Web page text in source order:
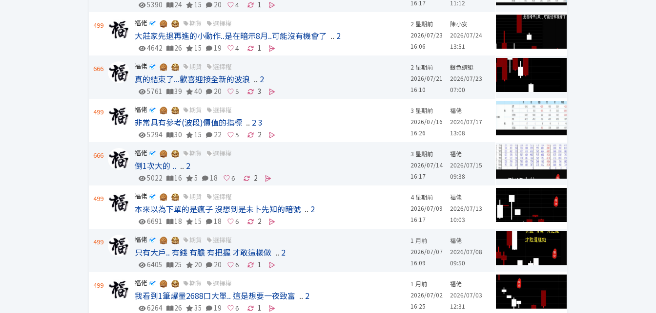
16:17
5390 24 15 20 1
11:12
499 福佬 期貨 選擇權
2 星期前
2026/07/23
16:06
大莊家先退再進的小動作..是在暗示8月..可能沒有機會了 .. 2
4642 26 15 19 1
陳小安
2026/07/24
13:51
666 福佬 期貨 選擇權
2 星期前
2026/07/21
16:10
真的結束了...歡喜迎接全新的波浪 .. 2
5761 39 40 20 3
銀色蜻蜓
2026/07/23
07:00
499 福佬 期貨 選擇權
3 星期前
2026/07/16
16:26
非常具有參考(波段)價值的指標 .. 23
5294 30 15 22 2
福佬
2026/07/17
13:08
666 福佬 期貨 選擇權
3 星期前
2026/07/14
16:17
倒1次大的 .. .. 2
5022 16 5 18 2
福佬
2026/07/15
09:38
499 福佬 期貨 選擇權
4 星期前
2026/07/09
16:17
本來以為下單的是瘋子 沒想到是未卜先知的暗號 .. 2
6691 18 15 18 2
福佬
2026/07/13
10:03
499 福佬 期貨 選擇權
1 月前
2026/07/07
16:09
只有大戶.. 有錢 有膽 有把握 才敢這樣做 .. 2
6405 25 20 20 1
福佬
2026/07/08
09:50
499 福佬 期貨 選擇權
1 月前
2026/07/02
16:25
我看到1筆爆量2688口大單.. 這是想要一夜致富 .. 2
6264 26 35 19 1
福佬
2026/07/03
12:31